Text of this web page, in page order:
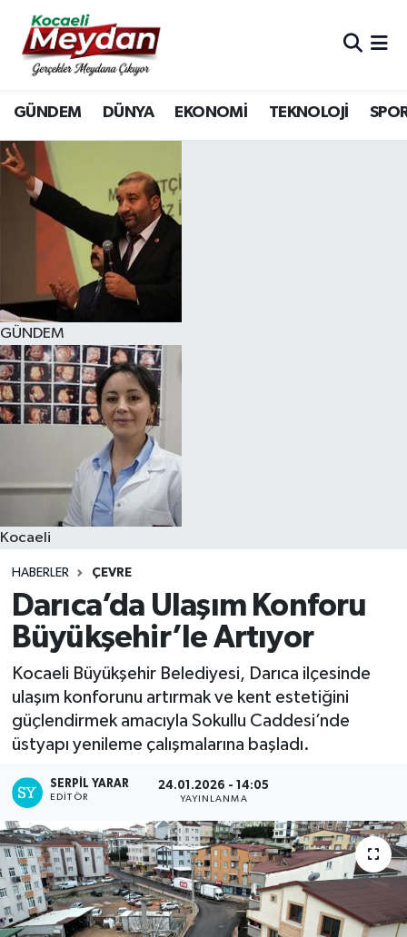
GÜNDEM DÜNYA EKONOMİ TEKNOLOJİ
GÜNDEM
Kocaeli
HABERLER ÇEVRE
Darıca’da Ulaşım Konforu
Büyükşehir’le Artıyor
Kocaeli Büyükşehir Belediyesi, Darıca ilçesinde
ulaşım konforunu artırmak ve kent estetiğini
güçlendirmek amacıyla Sokullu Caddesi’nde
üstyapı yenileme çalışmalarına başladı.
SERPİL YARAR
EDITÖR
24.01.2026 - 14:05
YAYINLANMA
Nöbetçi Eczaneler
Hava Durumu
Trafik Durumu
Süper Lig Puan Durumu ve Fikstür
Tüm Manşetler
Son Dakika Haberleri
Haber Arşivi